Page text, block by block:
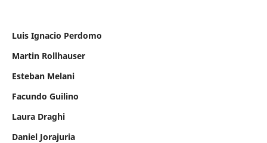
Luis Ignacio Perdomo
Martin Rollhauser
Esteban Melani
Facundo Guilino
Laura Draghi
Daniel Jorajuria